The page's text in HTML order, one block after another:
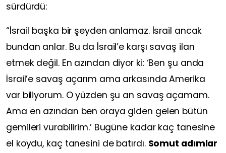
sürdürdü:
“İsrail başka bir şeyden anlamaz. İsrail ancak
bundan anlar. Bu da İsrail’e karşı savaş ilan
etmek değil. En azından diyor ki: ‘Ben şu anda
İsrail’e savaş açarım ama arkasında Amerika
var biliyorum. O yüzden şu an savaş açamam.
Ama en azından ben oraya giden gelen bütün
gemileri vurabilirim.’ Bugüne kadar kaç tanesine
el koydu, kaç tanesini de batırdı. Somut adımlar